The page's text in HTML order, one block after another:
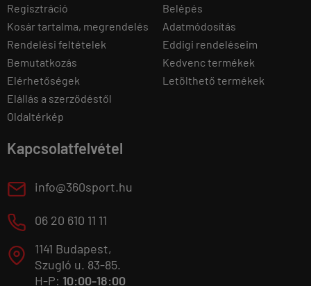
Regisztráció
Kosár tartalma, megrendelés
Rendelési feltételek
Bemutatkozás
Elérhetőségek
Elállás a szerződéstől
Oldaltérkép
Belépés
Adatmódosítás
Eddigi rendeléseim
Kedvenc termékek
Letölthető termékek
Kapcsolatfelvétel
E info@360sport.hu
M 06 20 610 11 11
T
1141 Budapest,
Szugló u. 83-85.
H-P: 10:00-18:00